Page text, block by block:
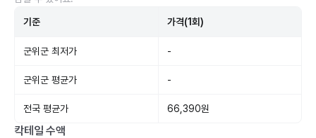
기준 가격(1회)
군위군 최저가 -
군위군 평균가 -
전국 평균가 66,390원
칵테일 수액